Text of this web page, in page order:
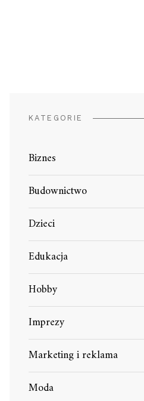
KATEGORIE
Biznes
Budownictwo
Dzieci
Edukacja
Hobby
Imprezy
Marketing i reklama
Moda